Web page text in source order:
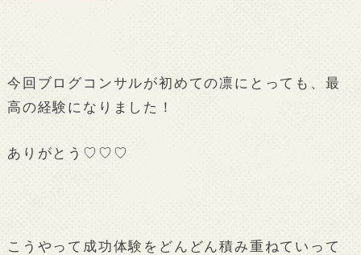
今回ブログコンサルが初めての凛にとっても、最
高の経験になりました！
ありがとう♡♡♡
こうやって成功体験をどんどん積み重ねていって